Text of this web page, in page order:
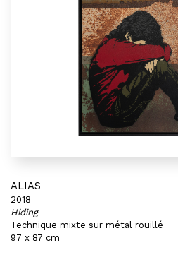
ALIAS
2018
Hiding
Technique mixte sur métal rouillé
97 x 87 cm